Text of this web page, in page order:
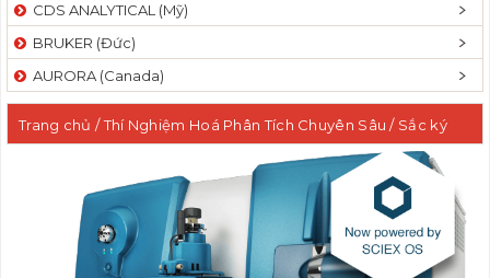
CDS ANALYTICAL (Mỹ)
BRUKER (Đức)
AURORA (Canada)
Trang chủ /Thí Nghiệm Hoá Phân Tích Chuyên Sâu / Sắc ký
lỏng khối phổ 03 tứ cực LCMSMS bẫy ion tuyến tính QTRAP
thống sắc ký lỏng khối phổ 03 tứ cực bẫy ion tuyến
tính (QTRAP) S/N > 300.000:1